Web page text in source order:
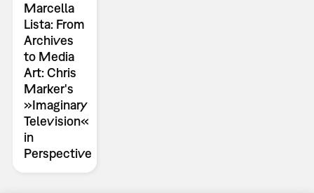
Marcella
Lista: From
Archives
to Media
Art: Chris
Marker's
»Imaginary
Television«
in
Perspective